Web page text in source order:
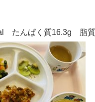
たんぱく質16.3g 脂